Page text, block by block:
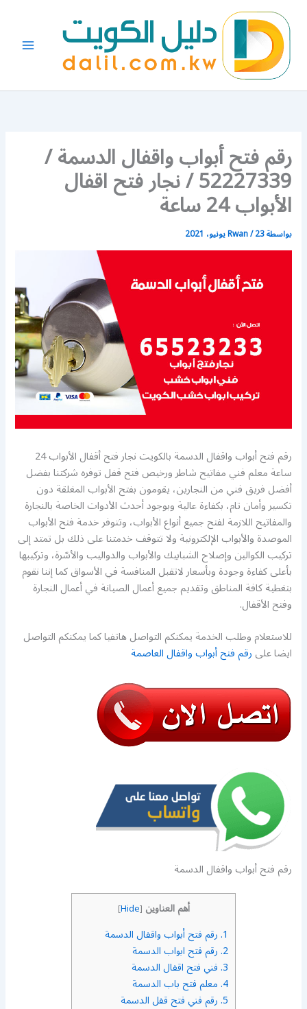
المحتوى
رقم فتح أبواب واقفال الدسمة /
52227339 / نجار فتح اقفال
الأبواب 24 ساعة
بواسطة Rwan/23 يونيو، 2021
رقم فتح أبواب واقفال الدسمة بالكويت نجار فتح أقفال الأبواب 24
ساعة معلم فني مفاتيح شاطر ورخيص فتح قفل توفره شركتنا بفضل
أفضل فريق فني من النجارين، يقومون بفتح الأبواب المغلقة دون
تكسير وأمان تام، بكفاءة عالية وبوجود أحدث الأدوات الخاصة بالنجارة
والمفاتيح اللازمة لفتح جميع أنواع الأبواب، وتتوفر خدمة فتح الأبواب
الموصدة والأبواب الإلكترونية ولا تتوقف خدمتنا على ذلك بل تمتد إلى
تركيب الكوالين وإصلاح الشبابيك والأبواب والدواليب والأسّرة، وتركيبها
بأعلى كفاءة وجودة وبأسعار لاتقبل المنافسة في الأسواق كما إننا نقوم
بتغطية كافة المناطق وتقديم جميع أعمال الصيانة في أعمال النجارة
وفتح الأقفال.
للاستعلام وطلب الخدمة يمكنكم التواصل هاتفيا كما يمكنكم التواصل
ايضا علىرقم فتح أبواب واقفال العاصمة
رقم فتح أبواب واقفال الدسمة
أهم العناوين [
Hide
]
1. رقم فتح أبواب واقفال الدسمة
2. رقم فتح ابواب الدسمة
3. فني فتح اقفال الدسمة
4. معلم فتح باب الدسمة
5. رقم فني فتح قفل الدسمة